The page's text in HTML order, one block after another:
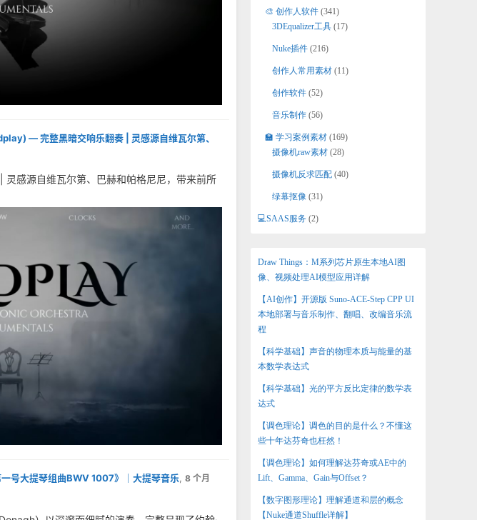
— 完整黑暗交响乐翻奏 | 灵感源自维瓦尔第、
感源自维瓦尔第、巴赫和帕格尼尼，带来前所
号大提琴组曲BWV 1007》｜大提琴音乐 8 个月
🎨 创作人软件 (341)
3DEqualizer工具 (17)
Nuke插件 (216)
创作人常用素材 (11)
创作软件 (52)
音乐制作 (56)
🏫 学习案例素材 (169)
摄像机raw素材 (28)
摄像机反求匹配 (40)
绿幕抠像 (31)
💻SAAS服务 (2)
Draw Things：M系列芯片原生本地AI图
像、视频处理AI模型应用详解
【AI创作】开源版 Suno-ACE-Step CPP UI
本地部署与音乐制作、翻唱、改编音乐流
程
【科学基础】声音的物理本质与能量的基
本数学表达式
【科学基础】光的平方反比定律的数学表
达式
【调色理论】调色的目的是什么？不懂这
些十年达芬奇也枉然！
【调色理论】如何理解达芬奇或AE中的
Lift、Gamma、Gain与Offset？
【数字图形理论】理解通道和层的概念
【Nuke通道Shuffle详解】